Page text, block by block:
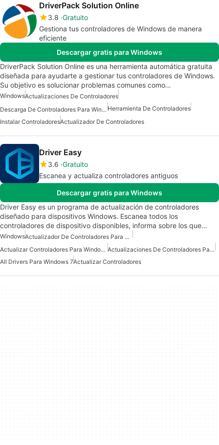
DriverPack Solution Online
3.8 Gratuito
Gestiona tus controladores de Windows de manera
eficiente
Descargar gratis para Windows
DriverPack Solution Online es una herramienta automática gratuita
diseñada para ayudarte a gestionar tus controladores de Windows.
Su objetivo es solucionar problemas comunes como…
WindowsActualizaciones De Controladores
Descarga De Controladores Para Windows Herramienta De Controladores
Instalar ControladoresActualizador De Controladores
Driver Easy
3.6 Gratuito
Escanea y actualiza controladores antiguos
Descargar gratis para Windows
Driver Easy es un programa de actualización de controladores
diseñado para dispositivos Windows. Escanea todos los
controladores de dispositivo disponibles, informa sobre los que…
Windows
Actualizador De Controladores Para Windows
Actualizar Controladores Para Windows
Actualizaciones De Controladores Para Windows
All Drivers Para Windows 7Actualizar Controladores